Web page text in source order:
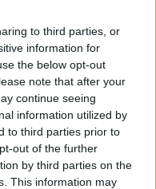
to third parties, or
information for
the below opt-out
note that after your
continue seeing
information utilized by
to third parties prior to
out of the further
by third parties on the
This information may
στο Google News
νέα .